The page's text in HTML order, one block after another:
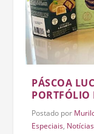
PÁSCOA
PORTFÓLIO
Postado por
Especiais, Notícias